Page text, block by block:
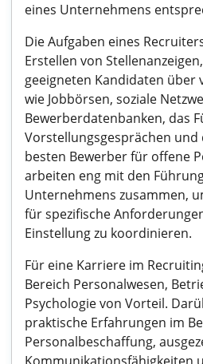
eines Unternehmens
Die Aufgaben eines
Erstellen von
geeigneten Kandidaten über
wie Jobbörsen, soziale
Bewerberdatenbanken, das
Vorstellungsgesprächen und
besten Bewerber für offene
arbeiten eng mit den
Unternehmens zusammen,
für spezifische
Einstellung zu koordinieren.
Für eine Karriere im
Bereich Personalwesen,
Psychologie von Vorteil.
praktische Erfahrungen im
Personalbeschaffung,